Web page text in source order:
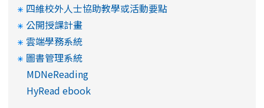
四維校外人士協助教學或活動要點
公開授課計畫
雲端學務系統
圖書管理系統
MDNeReading
HyRead ebook